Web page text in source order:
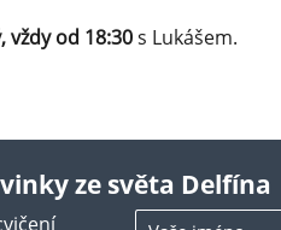
vždy od 18:30s Lukášem.
ze světa Delfína